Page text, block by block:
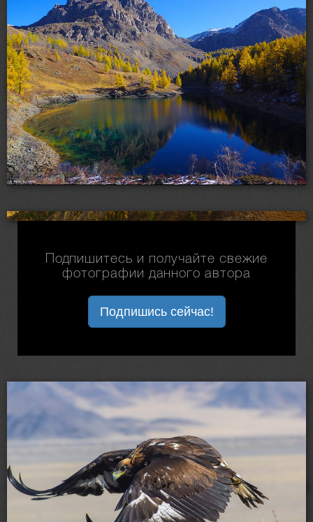
Подпишитесь и получайте свежие
фотографии данного автора
Подпишись сейчас!